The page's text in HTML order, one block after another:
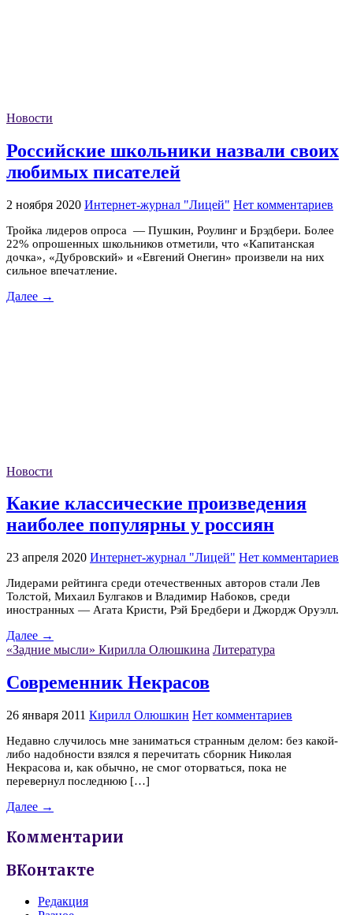
Новости
Российские школьники назвали своих
любимых писателей
2 ноября 2020 Интернет-журнал "Лицей" Нет комментариев
Тройка лидеров опроса — Пушкин, Роулинг и Брэдбери. Более
22% опрошенных школьников отметили, что «Капитанская
дочка», «Дубровский» и «Евгений Онегин» произвели на них
сильное впечатление.
Далее →
Новости
Какие классические произведения
наиболее популярны у россиян
23 апреля 2020 Интернет-журнал "Лицей" Нет комментариев
Лидерами рейтинга среди отечественных авторов стали Лев
Толстой, Михаил Булгаков и Владимир Набоков, среди
иностранных — Агата Кристи, Рэй Бредбери и Джордж Оруэлл.
Далее →
«Задние мысли» Кирилла Олюшкина Литература
Современник Некрасов
26 января 2011 Кирилл Олюшкин Нет комментариев
Недавно случилось мне заниматься странным делом: без какой-
либо надобности взялся я перечитать сборник Николая
Некрасова и, как обычно, не смог оторваться, пока не
перевернул последнюю […]
Далее →
Комментарии
ВКонтакте
Редакция